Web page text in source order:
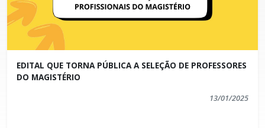
EDITAL QUE TORNA PÚBLICA A SELEÇÃO DE PROFESSORES
DO MAGISTÉRIO
13/01/2025